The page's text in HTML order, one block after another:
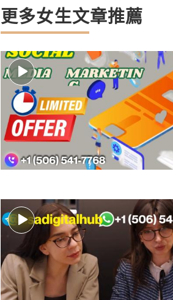
更多女生文章推薦